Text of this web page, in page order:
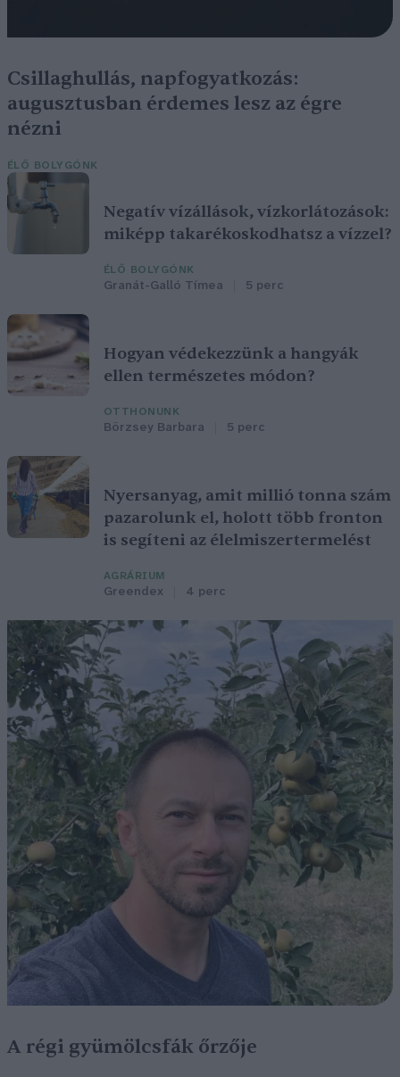
Csillaghullás, napfogyatkozás:
augusztusban érdemes lesz az égre
nézni
ÉLŐ BOLYGÓNK
Negatív vízállások, vízkorlátozások:
miképp takarékoskodhatsz a vízzel?
ÉLŐ BOLYGÓNK
Granát-Galló Tímea 5 perc
Hogyan védekezzünk a hangyák
ellen természetes módon?
OTTHONUNK
Börzsey Barbara 5 perc
Nyersanyag, amit millió tonna szám
pazarolunk el, holott több fronton
is segíteni az élelmiszertermelést
AGRÁRIUM
Greendex 4 perc
A régi gyümölcsfák őrzője